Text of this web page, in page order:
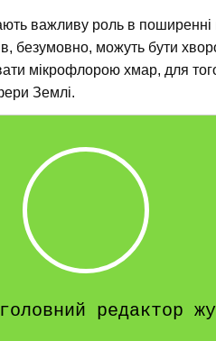
важливу роль в поширенні
безумовно, можуть бути
мікрофлорою хмар, для
Землі.
редактор